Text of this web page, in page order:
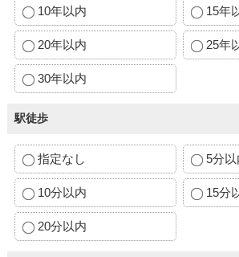
10年以内 15年
20年以内 25年
30年以内
駅徒歩
指定なし 5分以
10分以内 15分
20分以内